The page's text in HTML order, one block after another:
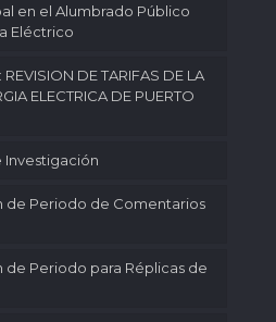
en el Alumbrado Público
Eléctrico
DE TARIFAS DE LA
ELECTRICA DE PUERTO
Investigación
de Periodo de Comentarios
de Periodo para Réplicas de